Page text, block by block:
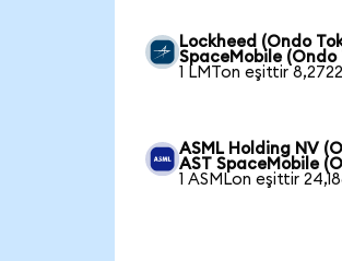
Lockheed (Ondo
SpaceMobile (Ondo
1 LMTon eşittir
ASML Holding NV
AST SpaceMobile
1 ASMLon eşittir